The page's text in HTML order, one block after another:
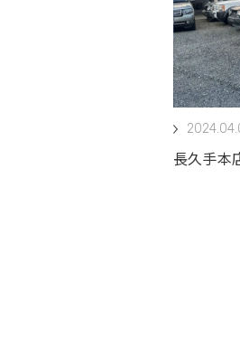
長久手本